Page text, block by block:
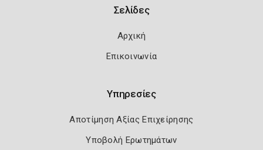
Σελίδες
Αρχική
Επικοινωνία
Υπηρεσίες
Αποτίμηση Αξίας Επιχείρησης
Υποβολή Ερωτημάτων